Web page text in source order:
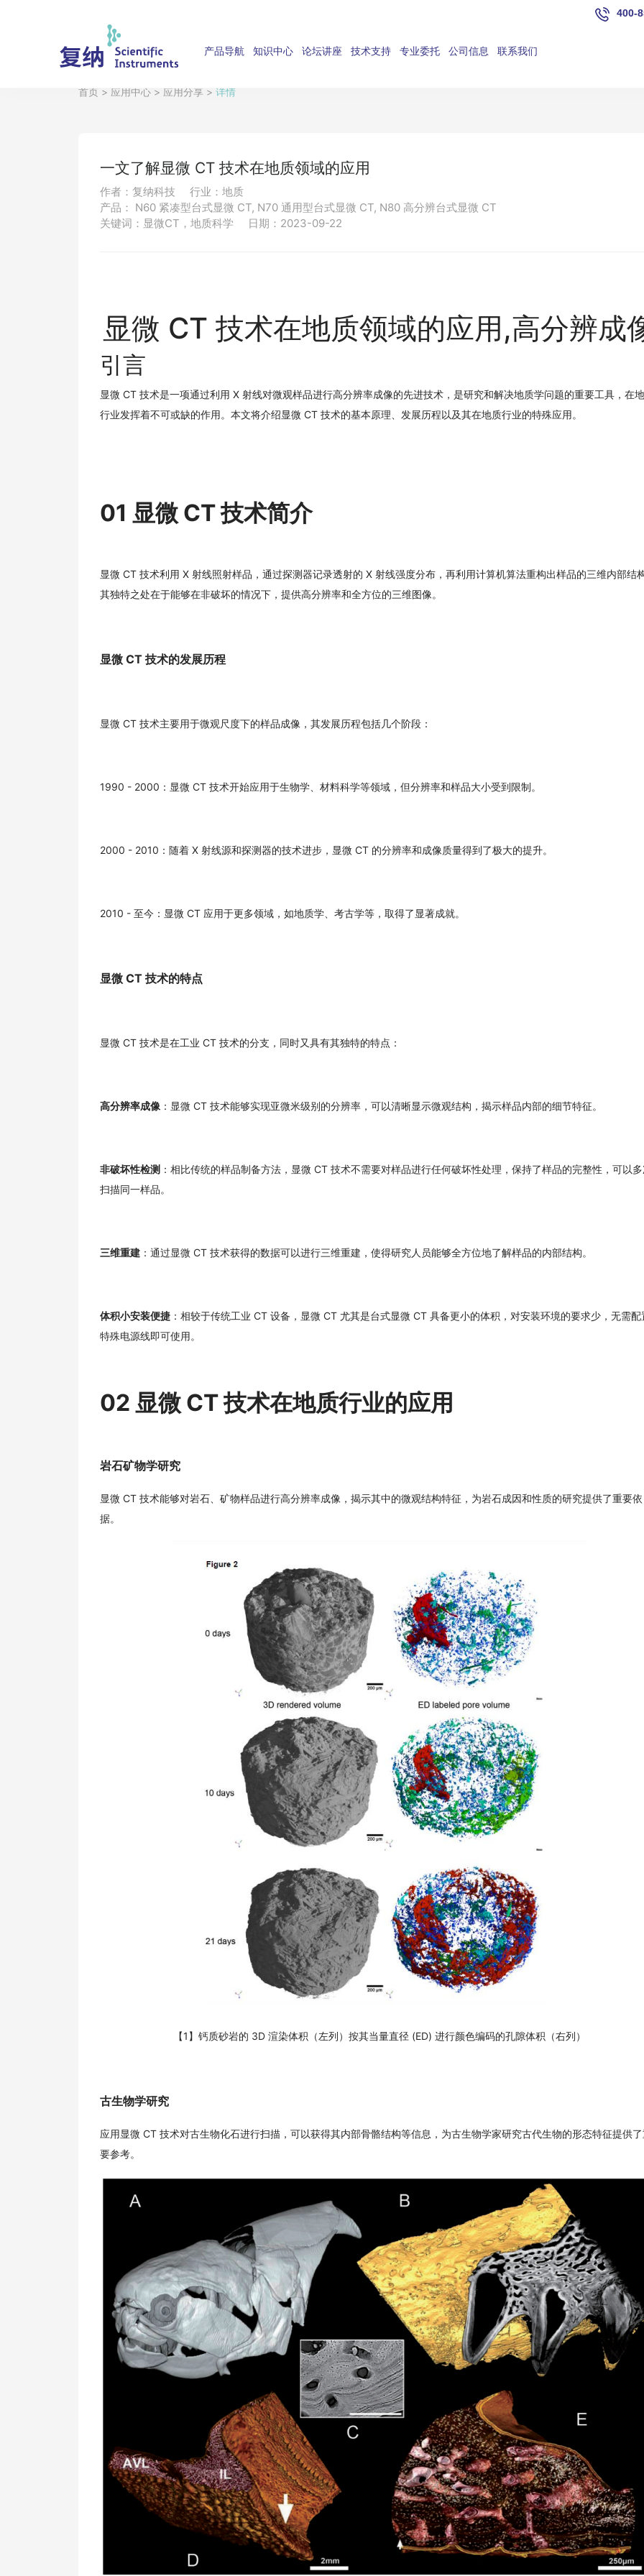
400-
产品导航 知识中心 论坛讲座 技术支持 专业委托 公司信息 联系我们
首页 > 应用中心 > 应用分享 > 详情
一文了解显微 CT 技术在地质领域的应用
作者：复纳科技
行业：地质
产品： N60 紧凑型台式显微 CT, N70 通用型台式显微 CT, N80 高分辨台式显微 CT
关键词：显微CT，地质科学
日期：2023-09-22
显微 CT 技术在地质领域的应用,高分辨成
引言
显微 CT 技术是一项通过利用 X 射线对微观样品进行高分辨率成像的先进技术，是研究和解决地质学问题的重要工具，在
行业发挥着不可或缺的作用。本文将介绍显微 CT 技术的基本原理、发展历程以及其在地质行业的特殊应用。
01 显微 CT 技术简介
显微 CT 技术利用 X 射线照射样品，通过探测器记录透射的 X 射线强度分布，再利用计算机算法重构出样品的三维内部结
其独特之处在于能够在非破坏的情况下，提供高分辨率和全方位的三维图像。
显微 CT 技术的发展历程
显微 CT 技术主要用于微观尺度下的样品成像，其发展历程包括几个阶段：
1990 - 2000：显微 CT 技术开始应用于生物学、材料科学等领域，但分辨率和样品大小受到限制。
2000 - 2010：随着 X 射线源和探测器的技术进步，显微 CT 的分辨率和成像质量得到了极大的提升。
2010 - 至今：显微 CT 应用于更多领域，如地质学、考古学等，取得了显著成就。
显微 CT 技术的特点
显微 CT 技术是在工业 CT 技术的分支，同时又具有其独特的特点：
高分辨率成像 ：显微 CT 技术能够实现亚微米级别的分辨率，可以清晰显示微观结构，揭示样品内部的细节特征。
非破坏性检测 ：相比传统的样品制备方法，显微 CT 技术不需要对样品进行任何破坏性处理，保持了样品的完整性，可以
扫描同一样品。
三维重建 ：通过显微 CT 技术获得的数据可以进行三维重建，使得研究人员能够全方位地了解样品的内部结构。
体积小安装便捷 ：相较于传统工业 CT 设备，显微 CT 尤其是台式显微 CT 具备更小的体积，对安装环境的要求少，无需配
特殊电源线即可使用。
02 显微 CT 技术在地质行业的应用
岩石矿物学研究
显微 CT 技术能够对岩石、矿物样品进行高分辨率成像，揭示其中的微观结构特征，为岩石成因和性质的研究提供了重要依
据。
【1】钙质砂岩的 3D 渲染体积（左列）按其当量直径 (ED) 进行颜色编码的孔隙体积（右列）
古生物学研究
应用显微 CT 技术对古生物化石进行扫描，可以获得其内部骨骼结构等信息，为古生物学家研究古代生物的形态特征提供
要参考。